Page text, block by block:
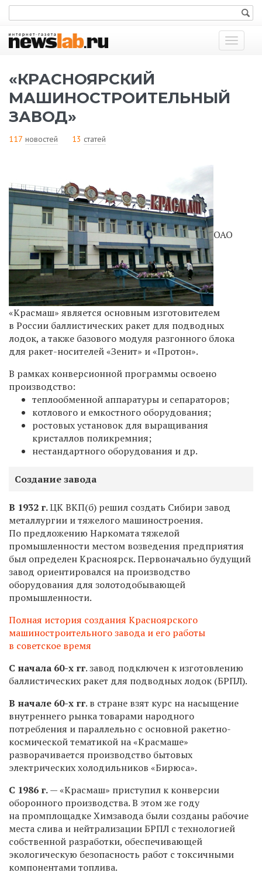
Показать
меню
«КРАСНОЯРСКИЙ
МАШИНОСТРОИТЕЛЬНЫЙ
ЗАВОД»
117 новостей 13 статей
ОАО
«Красмаш» является основным изготовителем
в России баллистических ракет для подводных
лодок, а также базового модуля разгонного блока
для ракет-носителей «Зенит» и «Протон».
В рамках конверсионной программы освоено
производство:
теплообменной аппаратуры и сепараторов;
котлового и емкостного оборудования;
ростовых установок для выращивания
кристаллов поликремния;
нестандартного оборудования и др.
Создание завода
В 1932 г.ЦК ВКП(б) решил создать Сибири завод
металлургии и тяжелого машиностроения.
По предложению Наркомата тяжелой
промышленности местом возведения предприятия
был определен Красноярск. Первоначально будущий
завод ориентировался на производство
оборудования для золотодобывающей
промышленности.
Полная история создания Красноярского
машиностроительного завода и его работы
в советское время
С начала 60-х гг. завод подключен к изготовлению
баллистических ракет для подводных лодок (БРПЛ).
В начале 60-х гг. в стране взят курс на насыщение
внутреннего рынка товарами народного
потребления и параллельно с основной ракетно-
космической тематикой на «Красмаше»
разворачивается производство бытовых
электрических холодильников «Бирюса».
С 1986 г.— «Красмаш» приступил к конверсии
оборонного производства. В этом же году
на промплощадке Химзавода были созданы рабочие
места слива и нейтрализации БРПЛ с технологией
собственной разработки, обеспечивающей
экологическую безопасность работ с токсичными
компонентами топлива.